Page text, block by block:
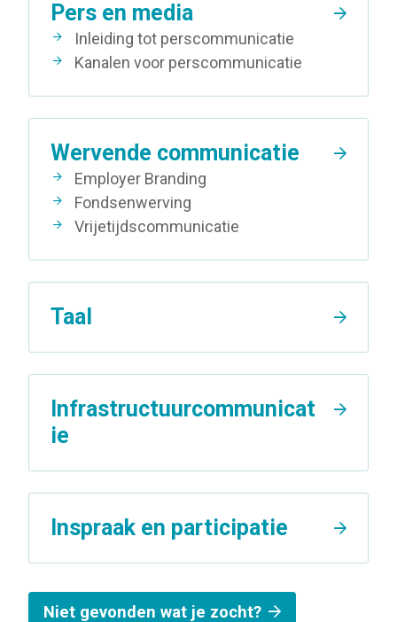
Pers en media
Inleiding tot perscommunicatie
Kanalen voor perscommunicatie
Wervende communicatie
Employer Branding
Fondsenwerving
Vrijetijdscommunicatie
Taal
Infrastructuurcommunicat
ie
Inspraak en participatie
Niet gevonden wat je zocht?